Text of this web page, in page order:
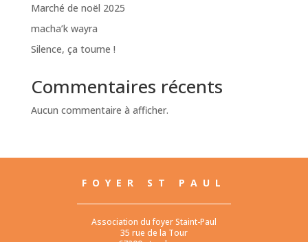
Marché de noël 2025
macha’k wayra
Silence, ça tourne !
Commentaires récents
Aucun commentaire à afficher.
FOYER ST PAUL
Association du foyer Staint-Paul
35 rue de la Tour